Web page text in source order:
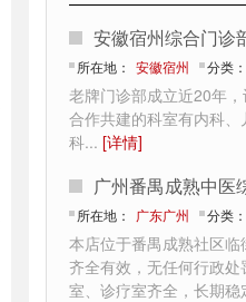
安徽宿州综合门诊
所在地： 安徽宿州 分类：
老牌门诊部成立近20年
合作共建的科室有内科
科... [详情]
广州番禺成熟中医
所在地： 广东广州 分类：
本店位于番禺成熟社区
齐全有效，无任何行政
室、诊疗室齐全，长期